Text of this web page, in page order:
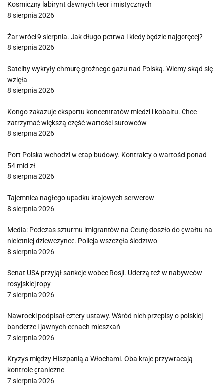
Kosmiczny labirynt dawnych teorii mistycznych
8 sierpnia 2026
Żar wróci 9 sierpnia. Jak długo potrwa i kiedy będzie najgoręcej?
8 sierpnia 2026
Satelity wykryły chmurę groźnego gazu nad Polską. Wiemy skąd się
wzięła
8 sierpnia 2026
Kongo zakazuje eksportu koncentratów miedzi i kobaltu. Chce
zatrzymać większą część wartości surowców
8 sierpnia 2026
Port Polska wchodzi w etap budowy. Kontrakty o wartości ponad
54 mld zł
8 sierpnia 2026
Tajemnica nagłego upadku krajowych serwerów
8 sierpnia 2026
Media: Podczas szturmu imigrantów na Ceutę doszło do gwałtu na
nieletniej dziewczynce. Policja wszczęła śledztwo
8 sierpnia 2026
Senat USA przyjął sankcje wobec Rosji. Uderzą też w nabywców
rosyjskiej ropy
7 sierpnia 2026
Nawrocki podpisał cztery ustawy. Wśród nich przepisy o polskiej
banderze i jawnych cenach mieszkań
7 sierpnia 2026
Kryzys między Hiszpanią a Włochami. Oba kraje przywracają
kontrole graniczne
7 sierpnia 2026